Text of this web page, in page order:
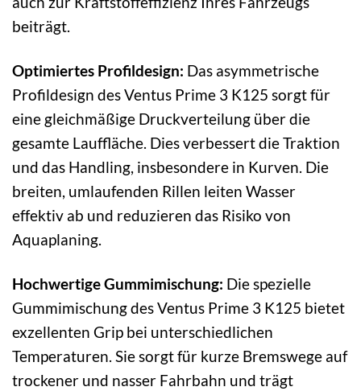
beiträgt.
Optimiertes Profildesign: Das asymmetrische
Profildesign des Ventus Prime 3 K125 sorgt für
eine gleichmäßige Druckverteilung über die
gesamte Lauffläche. Dies verbessert die Traktion
und das Handling, insbesondere in Kurven. Die
breiten, umlaufenden Rillen leiten Wasser
effektiv ab und reduzieren das Risiko von
Aquaplaning.
Hochwertige Gummimischung: Die spezielle
Gummimischung des Ventus Prime 3 K125 bietet
exzellenten Grip bei unterschiedlichen
Temperaturen. Sie sorgt für kurze Bremswege auf
trockener und nasser Fahrbahn und trägt